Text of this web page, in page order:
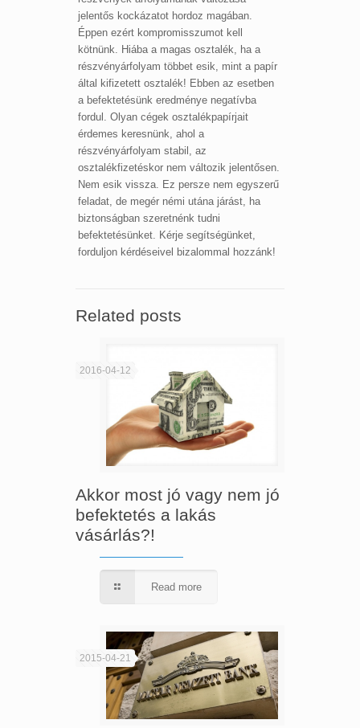
jelentős kockázatot hordoz magában.
Éppen ezért kompromisszumot kell
kötnünk. Hiába a magas osztalék, ha a
részvényárfolyam többet esik, mint a papír
által kifizetett osztalék! Ebben az esetben
a befektetésünk eredménye negatívba
fordul. Olyan cégek osztalékpapírjait
érdemes keresnünk, ahol a
részvényárfolyam stabil, az
osztalékfizetéskor nem változik jelentősen.
Nem esik vissza. Ez persze nem egyszerű
feladat, de megér némi utána járást, ha
biztonságban szeretnénk tudni
befektetésünket. Kérje segítségünket,
forduljon kérdéseivel bizalommal hozzánk!
Related posts
2016-04-12
Akkor most jó vagy nem jó
befektetés a lakás
vásárlás?!
Read more
2015-04-21